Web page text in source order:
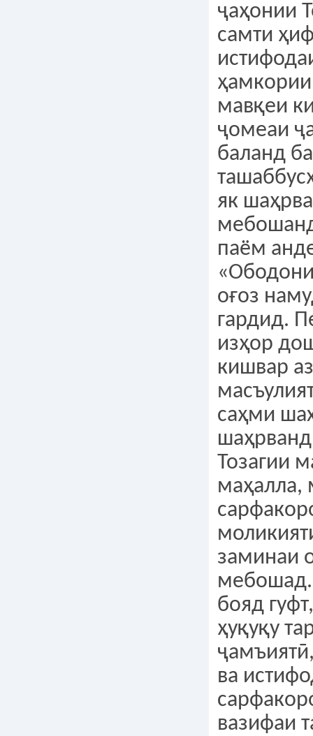
ҷаҳонии
самти
мавқеи
ҷомеаи
баланд
як
паём
оғоз
гардид.
изҳор
кишвар аз
саҳми
Тозагии
маҳалла,
заминаи
бояд
ҳуқуқу
ва
вазифаи